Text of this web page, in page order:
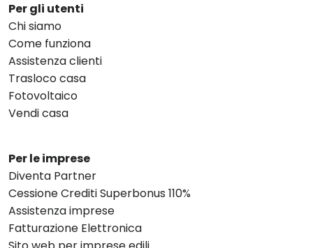
Per gli utenti
Chi siamo
Come funziona
Assistenza clienti
Trasloco casa
Fotovoltaico
Vendi casa
Per le imprese
Diventa Partner
Cessione Crediti Superbonus 110%
Assistenza imprese
Fatturazione Elettronica